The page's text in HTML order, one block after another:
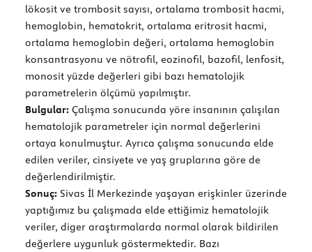
lökosit ve trombosit sayısı, ortalama trombosit hacmi,
hemoglobin, hematokrit, ortalama eritrosit hacmi,
ortalama hemoglobin değeri, ortalama hemoglobin
konsantrasyonu ve nötrofil, eozinofil, bazofil, lenfosit,
monosit yüzde değerleri gibi bazı hematolojik
parametrelerin ölçümü yapılmıştır.
Bulgular: Çalışma sonucunda yöre insanının çalışılan
hematolojik parametreler için normal değerlerini
ortaya konulmuştur. Ayrıca çalışma sonucunda elde
edilen veriler, cinsiyete ve yaş gruplarına göre de
değerlendirilmiştir.
Sonuç: Sivas İl Merkezinde yaşayan erişkinler üzerinde
yaptığımız bu çalışmada elde ettiğimiz hematolojik
veriler, diger araştırmalarda normal olarak bildirilen
değerlere uygunluk göstermektedir. Bazı